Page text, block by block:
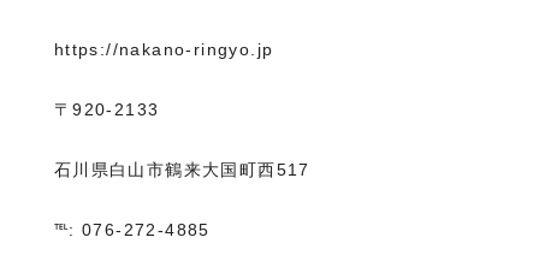
https://nakano-ringyo.jp⁡
〒920-2133
石川県白山市鶴来大国町西517
℡: 076-272-4885